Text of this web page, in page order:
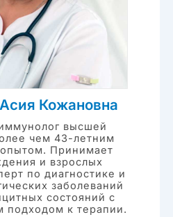
Кожановна
высшей
чем 43-летним
Принимает
и взрослых
по диагностике и
заболеваний
состояний с
подходом к терапии.